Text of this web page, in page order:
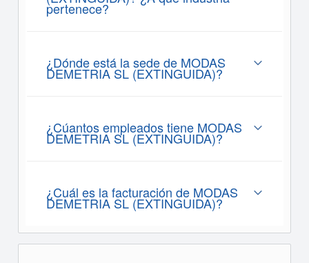
pertenece?
¿Dónde está la sede de MODAS
DEMETRIA SL (EXTINGUIDA)?
¿Cúantos empleados tiene MODAS
DEMETRIA SL (EXTINGUIDA)?
¿Cuál es la facturación de MODAS
DEMETRIA SL (EXTINGUIDA)?